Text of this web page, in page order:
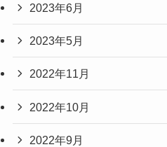
2023年6月
2023年5月
2022年11月
2022年10月
2022年9月